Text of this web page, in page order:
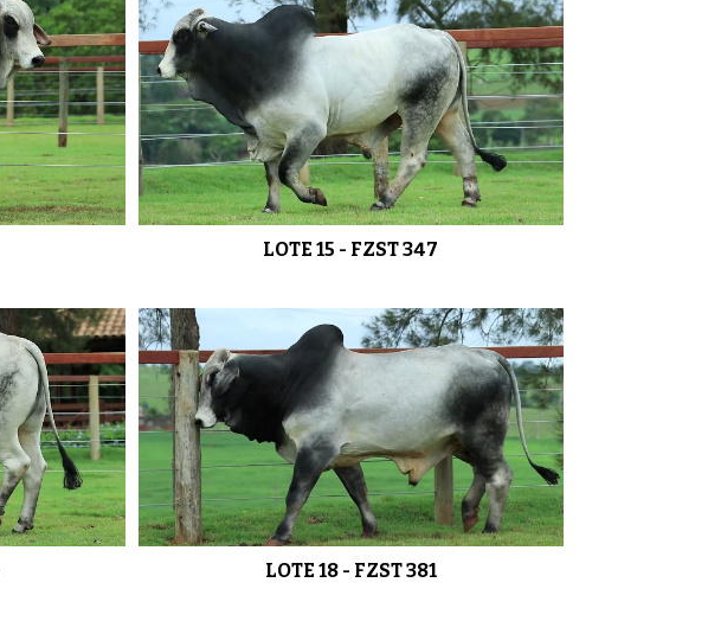
LOTE 19 - FZST 370
0:46 LOTE 20 - FZST 337
01:14 LOTE 22 - FZST 461 FZST 458
01:38 LOTE 24 - FZST 448 FZST 466
LOTE 15 - FZST 347
LOTE 18 - FZST 381